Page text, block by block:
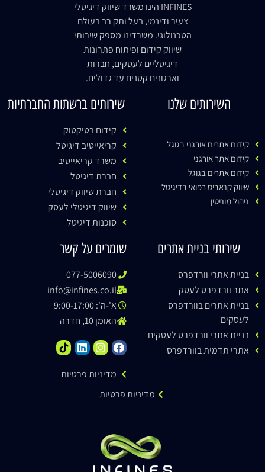
INFINES הינו משרד שיווק דיגיטלי
צעיר ודינמי, בעל ותק רב בעולם
הטכנולוגי. משרדינו מספק שירותי
שיווק קידום ופיתוח פתרונות
דיגיטליים לעסקים, חברות
וארגונים קטנים עד גדולים.
השירותים שלנו
קידום אתרים אורגני בגוגל
קידום אתר אורגני
קידום אתרים בגוגל
שיווק קנאביס רפואי בדיגיטל
ניהול מוניטין
שירותים ברשתות החברתיות
קידום בטיקטוק
קריאייטיב דיגיטל
משרד קריאייטיב
חברת דיגיטל
חברת שיווק דיגיטלי
שיווק דיגיטלי לעסק
סוכנות דיגיטל
שירותי בניית אתרים
בניית אתרי וורדפרס
אתר וורדפרס לעסק
בניית אתרים בוורדפרס
לעסקים
בניית אתרי וורדפרס לעסקים
אתרי תדמית בוורדפרס
שומרים על קשר
077-5006090
info@infines.co.il
א'-ה': 9:00-17:00
האומן 10, חדרה
מדיניות פרטיות
מדיניות פרטיות